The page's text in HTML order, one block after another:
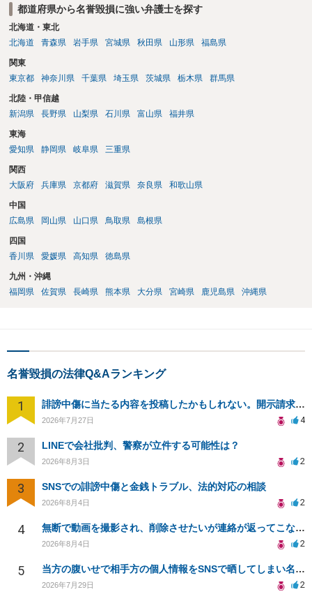
都道府県から名誉毀損に強い弁護士を探す
北海道・東北
北海道
青森県 岩手県 宮城県 秋田県 山形県 福島県
関東
東京都
神奈川県 千葉県 埼玉県 茨城県 栃木県 群馬県
北陸・甲信越
新潟県
長野県 山梨県 石川県 富山県 福井県
東海
愛知県
静岡県 岐阜県 三重県
関西
大阪府
兵庫県 京都府 滋賀県 奈良県 和歌山県
中国
広島県
岡山県 山口県 鳥取県 島根県
四国
香川県
愛媛県 高知県 徳島県
九州・沖縄
福岡県
佐賀県 長崎県 熊本県 大分県 宮崎県 鹿児島県 沖縄県
名誉毀損の法律Q&Aランキング
1 誹謗中傷に当たる内容を投稿したかもしれない。開示請求や民事刑事裁判に発展しうるのか教えて欲しい。
2026年7月27日 4
2 LINEで会社批判、警察が立件する可能性は？
2026年8月3日 2
3 SNSでの誹謗中傷と金銭トラブル、法的対応の相談
2026年8月4日 2
4 無断で動画を撮影され、削除させたいが連絡が返ってこない。
2026年8月4日 2
5 当方の腹いせで相手方の個人情報をSNSで晒してしまい名誉毀損させてしまったかもしれない
2026年7月29日 2